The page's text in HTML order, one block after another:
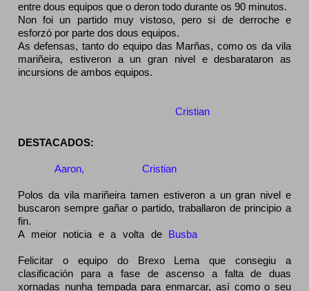
entre dous equipos que o deron todo durante os 90 minutos.
Non foi un partido muy vistoso, pero si de derroche e
esforzó por parte dos dous equipos.
As defensas, tanto do equipo das Marñas, como os da vila
mariñeira, estiveron a un gran nivel e desbarataron as
incursions de ambos equipos.
que desviou a corner o meta local Cristian
DESTACADOS:
Aaron, eo porteiro Cristian
Polos da vila mariñeira tamen estiveron a un gran nivel e
buscaron sempre gañar o partido, traballaron de principio a
fin.
A meior noticia e a volta de
Busba que levaba desde
Felicitar o equipo do Brexo Lema que consegiu a
clasificación para a fase de ascenso a falta de duas
xornadas nunha tempada para enmarcar, así como o seu